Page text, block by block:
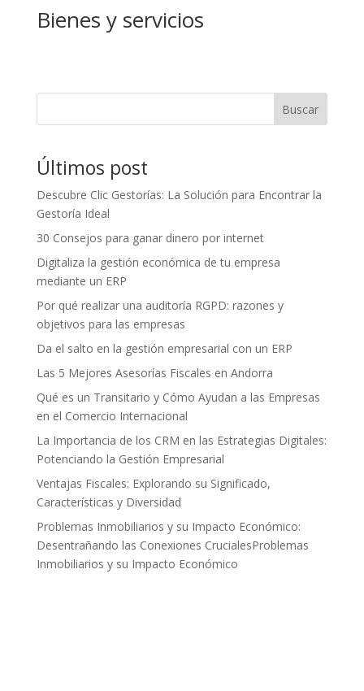
Bienes y servicios
Buscar
Últimos post
Descubre Clic Gestorías: La Solución para Encontrar la
Gestoría Ideal
30 Consejos para ganar dinero por internet
Digitaliza la gestión económica de tu empresa
mediante un ERP
Por qué realizar una auditoría RGPD: razones y
objetivos para las empresas
Da el salto en la gestión empresarial con un ERP
Las 5 Mejores Asesorías Fiscales en Andorra
Qué es un Transitario y Cómo Ayudan a las Empresas
en el Comercio Internacional
La Importancia de los CRM en las Estrategias Digitales:
Potenciando la Gestión Empresarial
Ventajas Fiscales: Explorando su Significado,
Características y Diversidad
Problemas Inmobiliarios y su Impacto Económico:
Desentrañando las Conexiones CrucialesProblemas
Inmobiliarios y su Impacto Económico